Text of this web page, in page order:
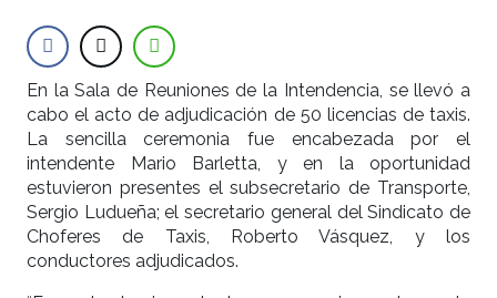
En la Sala de Reuniones de la Intendencia, se llevó a
cabo el acto de adjudicación de 50 licencias de taxis.
La sencilla ceremonia fue encabezada por el
intendente Mario Barletta, y en la oportunidad
estuvieron presentes el subsecretario de Transporte,
Sergio Ludueña; el secretario general del Sindicato de
Choferes de Taxis, Roberto Vásquez, y los
conductores adjudicados.